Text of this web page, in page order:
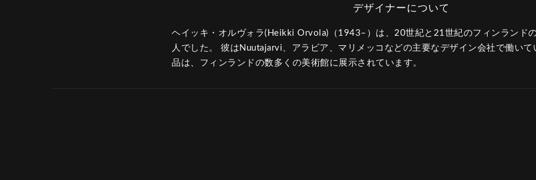
ヘイッキ・オルヴォラ(Heikki Orvola)（1943–）は、20世紀と21世紀のフィンランド
人でした。 彼はNuutajarvi、アラビア、マリメッコなどの主要なデザイン会社で働い
品は、フィンランドの数多くの美術館に展示されています。